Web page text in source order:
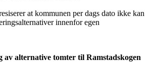
at kommunen per dags dato ikke kan
innenfor egen
av alternative tomter til Ramstadskogen